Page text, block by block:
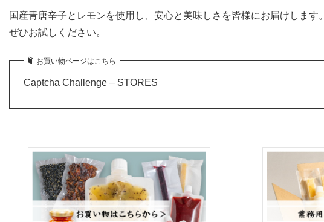
国産青唐辛子とレモンを使用し、安心と美味しさを皆様にお届けします。
ぜひお試しください。
お買い物ページはこちら
Captcha Challenge – STORES